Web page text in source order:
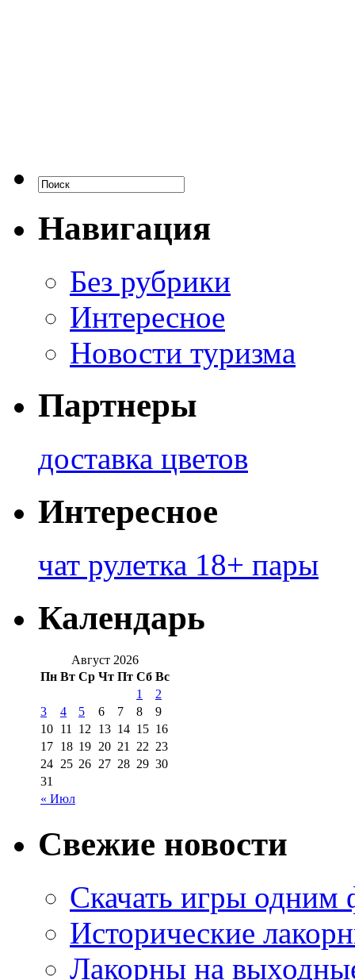
Навигация
Без рубрики
Интересное
Новости туризма
Партнеры
доставка цветов
Интересное
чат рулетка 18+ пары
Календарь
Август 2026
Пн Вт Ср Чт Пт Сб Вс
« Июл
1
2
3
4 5 6 7 8
9
10 11 12 13 14 15 16
17 18 19 20 21 22 23
24 25 26 27 28 29 30
31
Свежие новости
Скачать игры одним
Исторические
Лакорны на